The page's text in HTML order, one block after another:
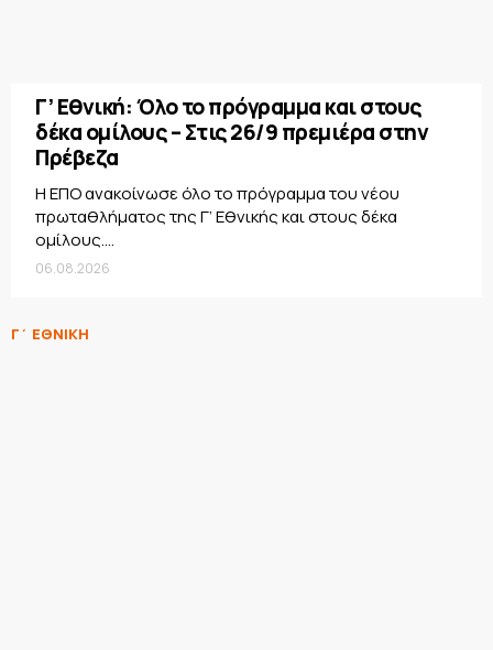
Γ’ Εθνική: Όλο το πρόγραμμα και στους
δέκα ομίλους – Στις 26/9 πρεμιέρα στην
Πρέβεζα
Η ΕΠΟ ανακοίνωσε όλο το πρόγραμμα του νέου
πρωταθλήματος της Γ’ Εθνικής και στους δέκα
ομίλους....
06.08.2026
Γ΄ ΕΘΝΙΚΗ